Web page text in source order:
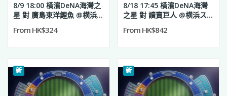
8/9 18:00 橫濱DeNA海灣之
星 對 廣島東洋鯉魚 @横浜ス
From HK$324
8/18 17:45 橫濱DeNA海灣
之星 對 讀賣巨人 @横浜スタ
From HK$842
新 新